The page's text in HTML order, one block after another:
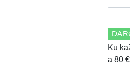
Ku
a 80